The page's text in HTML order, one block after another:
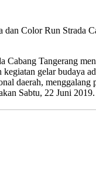
Tangerang
gelar budaya
daerah,
Sabtu, 22 Juni 2019.